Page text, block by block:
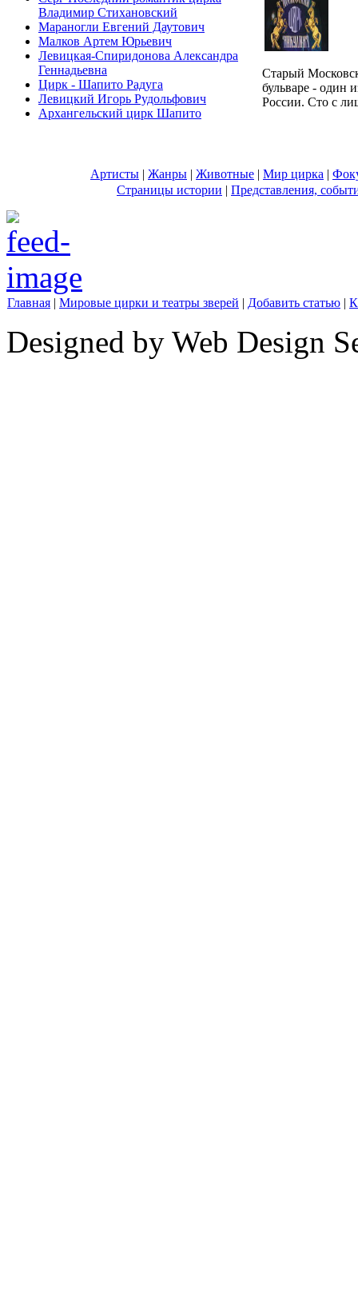
Владимир Стихановский
Мараногли Евгений Даутович
Малков Артем Юрьевич
Левицкая-Спиридонова Александра
Геннадьевна
Цирк - Шапито Радуга
Левицкий Игорь Рудольфович
Архангельский цирк Шапито
Старый
бульваре - один
России. Сто с
Артисты | Жанры | Животные | Мир цирка |
Страницы истории | Представления,
Главная | Мировые цирки и театры зверей | Добавить статью |
Designed by Web Design